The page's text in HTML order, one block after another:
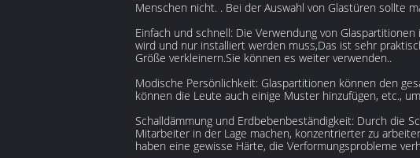
Menschen nicht. . Bei der Auswahl von Glastüren sollte
Einfach und schnell: Die Verwendung von
wird und nur installiert werden muss,Das ist sehr
Größe verkleinern.Sie können es weiter verwenden..
Modische Persönlichkeit: Glaspartitionen können den
können die Leute auch einige Muster hinzufügen, etc.,
Schalldämmung und Erdbebenbeständigkeit: Durch die
Mitarbeiter in der Lage machen, konzentrierter zu
haben eine gewisse Härte, die Verformungsprobleme